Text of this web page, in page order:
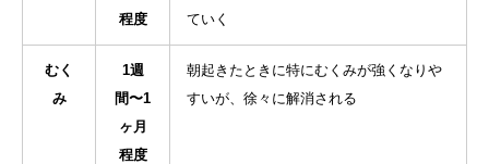
程度
ていく
むく
み
1週
間〜1
ヶ月
程度
朝起きたときに特にむくみが強くなりや
すいが、徐々に解消される